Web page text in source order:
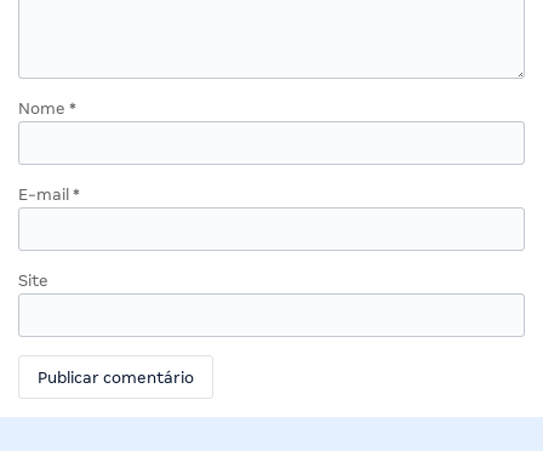
Nome *
E-mail *
Site